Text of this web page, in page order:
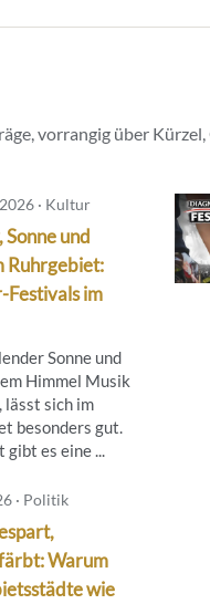
vorrangig über
· Kultur
Sonne und
Ruhrgebiet:
im
Sonne und
Himmel Musik
lässt sich im
besonders gut.
es eine ...
· Politik
Warum
wie